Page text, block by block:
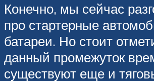
Конечно, мы сейчас
про стартерные
батареи. Но стоит
данный промежуток
существуют еще и